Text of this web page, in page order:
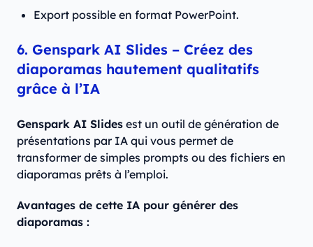
Export possible en format PowerPoint.
6. Genspark AI Slides – Créez des
diaporamas hautement qualitatifs
grâce à l’IA
Genspark AI Slides est un outil de génération de
présentations par IA qui vous permet de
transformer de simples prompts ou des fichiers en
diaporamas prêts à l’emploi.
Avantages de cette IA pour générer des
diaporamas :